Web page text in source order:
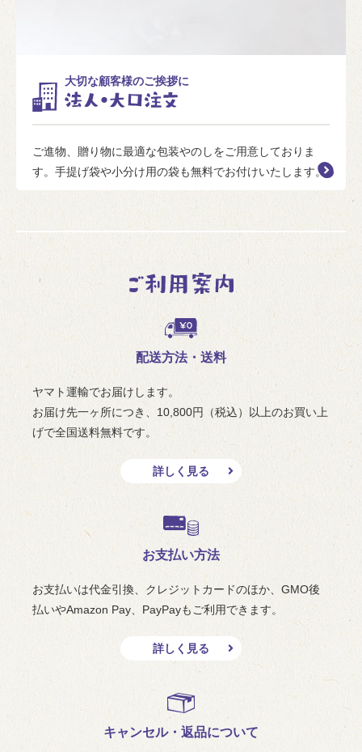
大切な顧客様のご挨拶に
ご進物、贈り物に最適な包装やのしをご用意しておりま
す。手提げ袋や小分け用の袋も無料でお付けいたします。
配送方法・送料
ヤマト運輸でお届けします。
お届け先一ヶ所につき、10,800円（税込）以上のお買い上
げで全国送料無料です。
詳しく見る
お支払い方法
お支払いは代金引換、クレジットカードのほか、GMO後
払いやAmazon Pay、PayPayもご利用できます。
詳しく見る
キャンセル・返品について